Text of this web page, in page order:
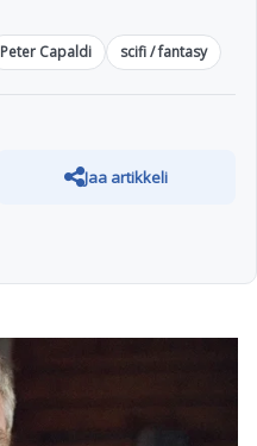
Peter Capaldi scifi / fantasy
Jaa artikkeli